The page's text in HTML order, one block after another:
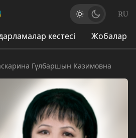
RU
кестесі Жобалар
Гүлбаршын Казимовна